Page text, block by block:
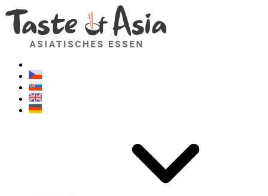
Geschmackvonasien.de
Zögern Sie nicht zu fragen. Ich bin für Sie da!